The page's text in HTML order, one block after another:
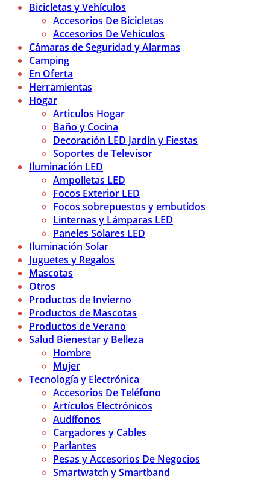
Bicicletas y Vehículos
Accesorios De Bicicletas
Accesorios De Vehículos
Cámaras de Seguridad y Alarmas
Camping
En Oferta
Herramientas
Hogar
Articulos Hogar
Baño y Cocina
Decoración LED Jardín y Fiestas
Soportes de Televisor
Iluminación LED
Ampolletas LED
Focos Exterior LED
Focos sobrepuestos y embutidos
Linternas y Lámparas LED
Paneles Solares LED
Iluminación Solar
Juguetes y Regalos
Mascotas
Otros
Productos de Invierno
Productos de Mascotas
Productos de Verano
Salud Bienestar y Belleza
Hombre
Mujer
Tecnología y Electrónica
Accesorios De Teléfono
Artículos Electrónicos
Audífonos
Cargadores y Cables
Parlantes
Pesas y Accesorios De Negocios
Smartwatch y Smartband